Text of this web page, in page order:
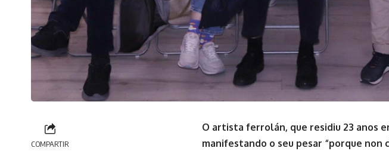
COMPARTIR
O artista ferrolán, que residiu 23 anos
manifestando o seu pesar “porque